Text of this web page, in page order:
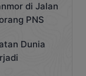
di Jalan
PNS
Dunia